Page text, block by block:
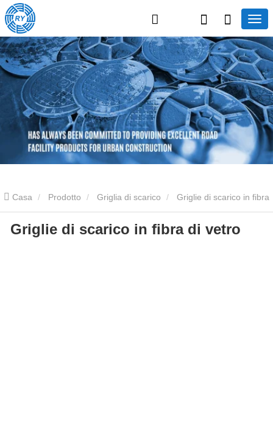
Casa Prodotto Griglia di scarico Griglie di scarico in fibra
di vetro Griglie di scarico in fibra di vetro
Griglie di scarico in fibra di vetro